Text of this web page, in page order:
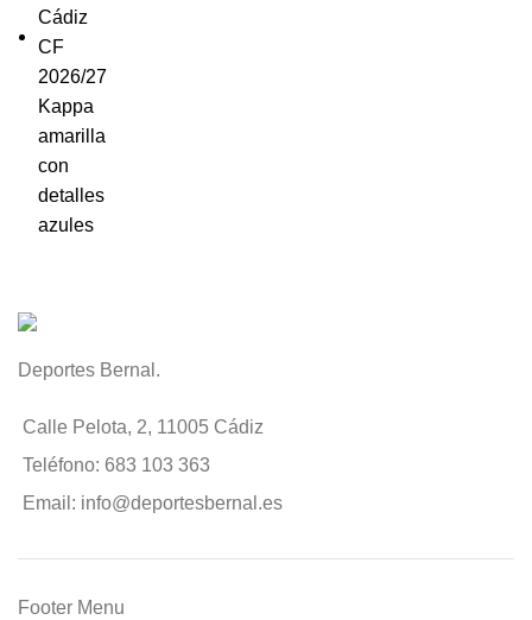
Deportes Bernal.
Calle Pelota, 2, 11005 Cádiz
Teléfono: 683 103 363
Email: info@deportesbernal.es
Footer Menu